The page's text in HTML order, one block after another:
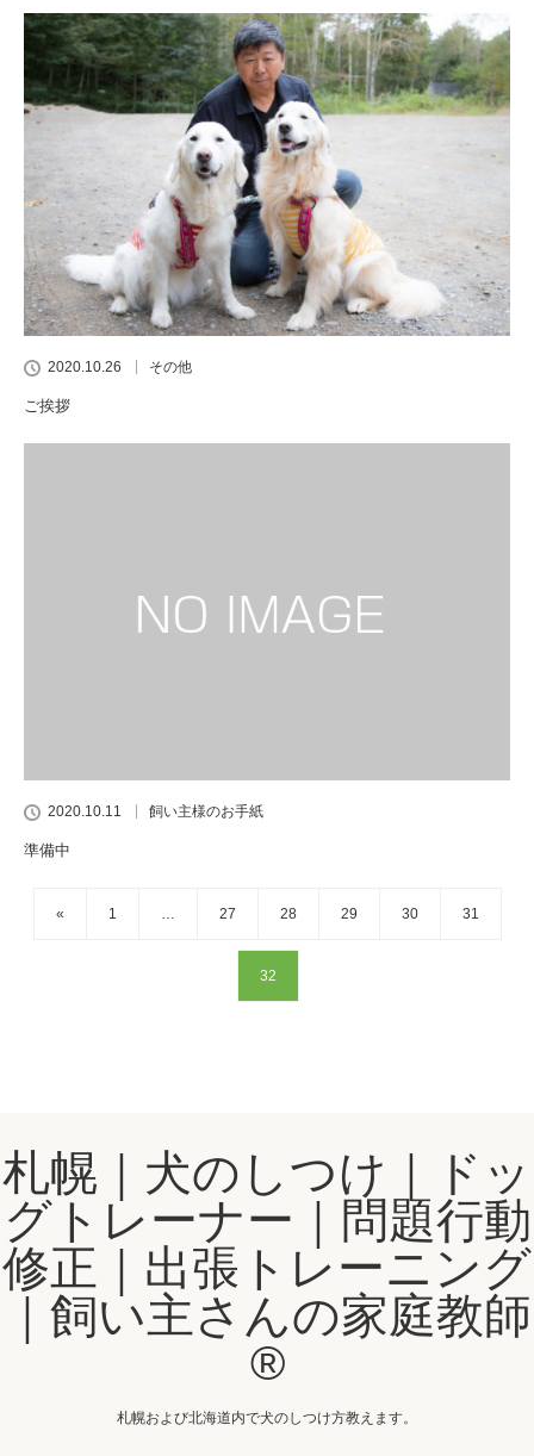
2020.10.26 その他
ご挨拶
2020.10.11 飼い主様のお手紙
準備中
« 1 … 27 28 29 30 31
32
札幌｜犬のしつけ｜ドッ
グトレーナー｜問題行動
修正｜出張トレーニング
｜飼い主さんの家庭教師
®️
札幌および北海道内で犬のしつけ方教えます。